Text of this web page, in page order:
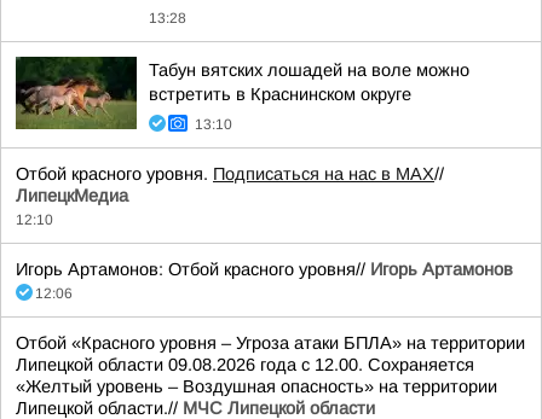
13:28
Табун вятских лошадей на воле можно
встретить в Краснинском округе
13:10
Отбой красного уровня. Подписаться на нас в МАХ//
ЛипецкМедиа
12:10
Игорь Артамонов: Отбой красного уровня// Игорь Артамонов
12:06
Отбой «Красного уровня – Угроза атаки БПЛА» на территории
Липецкой области 09.08.2026 года с 12.00. Сохраняется
«Желтый уровень – Воздушная опасность» на территории
Липецкой области.// МЧС Липецкой области